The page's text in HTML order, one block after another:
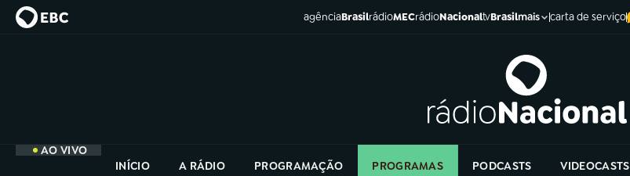
agênciaBrasilrádioMECrádioNacionaltvBrasilmais carta de serviço
AO VIVO
INÍCIO
A RÁDIO PROGRAMAÇÃO PROGRAMAS PODCASTS VIDEOCASTS